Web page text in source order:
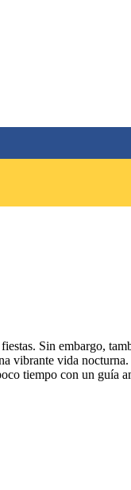
Sin embargo,
vibrante vida
tiempo con un guía